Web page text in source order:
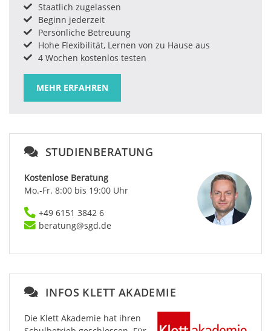
Staatlich zugelassen
Beginn jederzeit
Persönliche Betreuung
Hohe Flexibilität, Lernen von zu Hause aus
4 Wochen kostenlos testen
MEHR ERFAHREN
STUDIENBERATUNG
Kostenlose Beratung
Mo.-Fr. 8:00 bis 19:00 Uhr
+49 6151 3842 6
beratung@sgd.de
INFOS KLETT AKADEMIE
Die Klett Akademie hat ihren